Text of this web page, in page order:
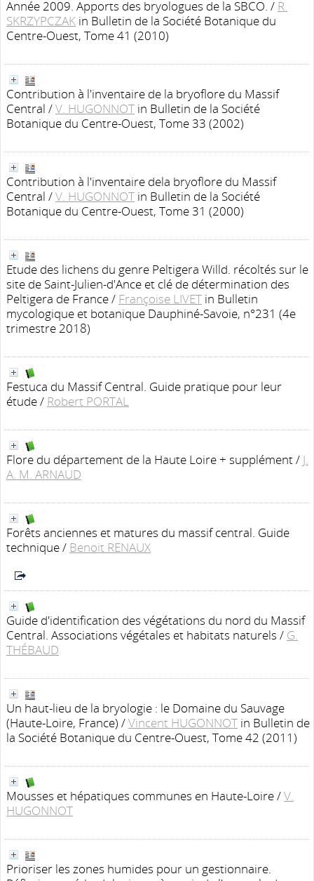
Année 2009. Apports des bryologues de la SBCO. / R.
SKRZYPCZAK in Bulletin de la Société Botanique du
Centre-Ouest, Tome 41 (2010)
Contribution à l'inventaire de la bryoflore du Massif
Central /V. HUGONNOT in Bulletin de la Société
Botanique du Centre-Ouest, Tome 33 (2002)
Contribution à l'inventaire dela bryoflore du Massif
Central /V. HUGONNOT in Bulletin de la Société
Botanique du Centre-Ouest, Tome 31 (2000)
Etude des lichens du genre Peltigera Willd. récoltés sur le
site de Saint-Julien-d'Ance et clé de détermination des
Peltigera de France/ Françoise LIVET in Bulletin
mycologique et botanique Dauphiné-Savoie, n°231 (4e
trimestre 2018)
Festuca du Massif Central. Guide pratique pour leur
étude/ Robert PORTAL
Flore du département de la Haute Loire + supplément/ J.
A. M. ARNAUD
Forêts anciennes et matures du massif central. Guide
technique/ Benoit RENAUX
Guide d'identification des végétations du nord du Massif
Central. Associations végétales et habitats naturels / G.
THÉBAUD
Un haut-lieu de la bryologie : le Domaine du Sauvage
(Haute-Loire, France) /Vincent HUGONNOT in Bulletin de
la Société Botanique du Centre-Ouest, Tome 42 (2011)
Mousses et hépatiques communes en Haute-Loire/V.
HUGONNOT
Prioriser les zones humides pour un gestionnaire.